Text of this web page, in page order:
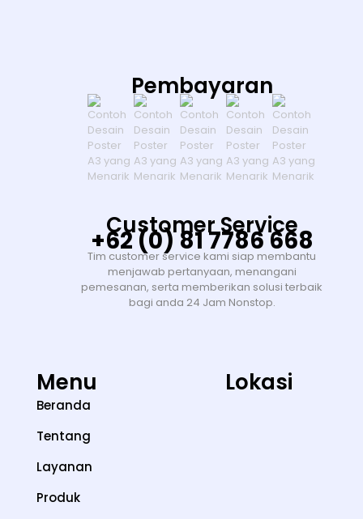
Pembayaran
Customer Service
+62 (0) 81 7786 668
Tim customer service kami siap membantu
menjawab pertanyaan, menangani
pemesanan, serta memberikan solusi terbaik
bagi anda 24 Jam Nonstop.
Menu
Beranda
Tentang
Layanan
Produk
Lokasi